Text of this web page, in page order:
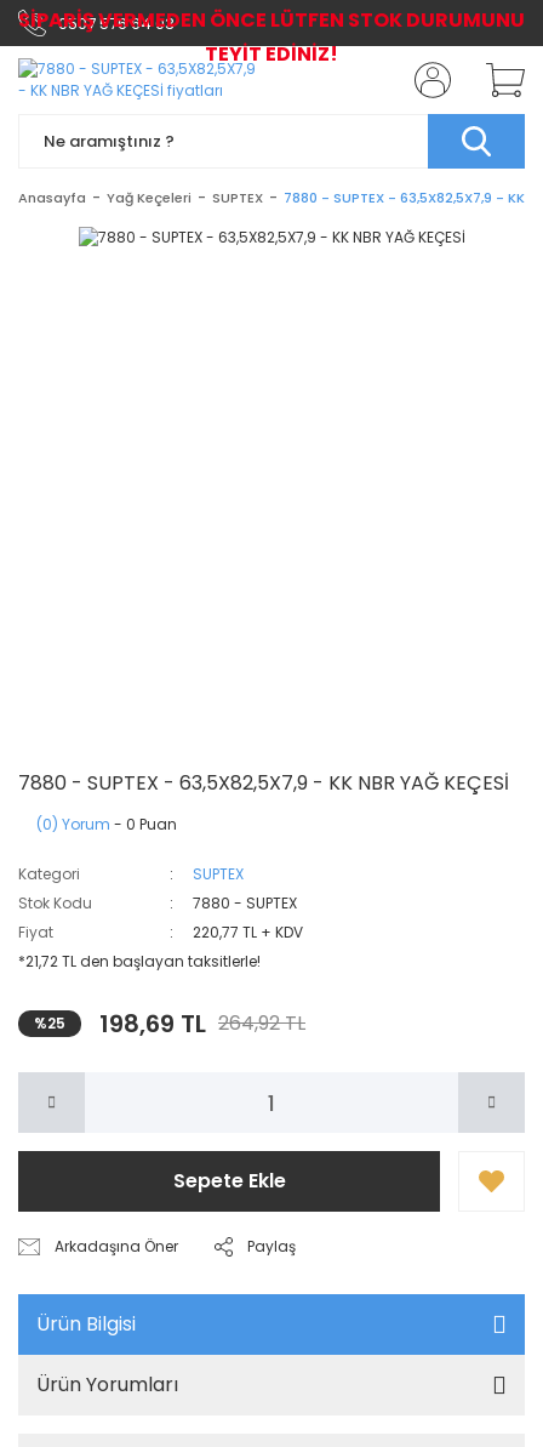
0507 576 64 03
Anasayfa Yağ Keçeleri SUPTEX 7880 - SUPTEX - 63,5X82,5X7,9 - KK
7880 - SUPTEX - 63,5X82,5X7,9 - KK NBR YAĞ KEÇESİ
(0) Yorum - 0 Puan
Kategori
SUPTEX
Stok Kodu
7880 - SUPTEX
Fiyat
220,77 TL + KDV
*21,72 TL den başlayan taksitlerle!
%25 198,69 TL 264,92 TL
Sepete Ekle
Arkadaşına Öner Paylaş
Ürün Bilgisi
Ürün Yorumları
SİPARİŞ VERMEDEN ÖNCE LÜTFEN STOK DURUMUNU
TEYİT EDİNİZ!